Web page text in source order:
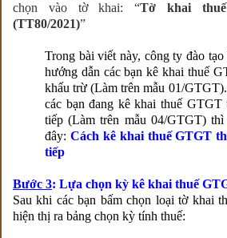
chọn vào tờ khai: “Tờ khai thuế
(TT80/2021)”
Trong bài viết này, công ty đào
hướng dẫn các bạn kê khai thuế
khấu trừ (Làm trên mẫu 01/
các bạn đang kê khai thuế GTGT
tiếp (Làm trên mẫu 04/GTGT) thì
đây: Cách kê khai thuế GTGT
tiếp
Bước 3: Lựa chọn kỳ kê khai thuế
Sau khi các bạn bấm chọn loại tờ khai
hiện thị ra bảng chọn kỳ tính thuế: